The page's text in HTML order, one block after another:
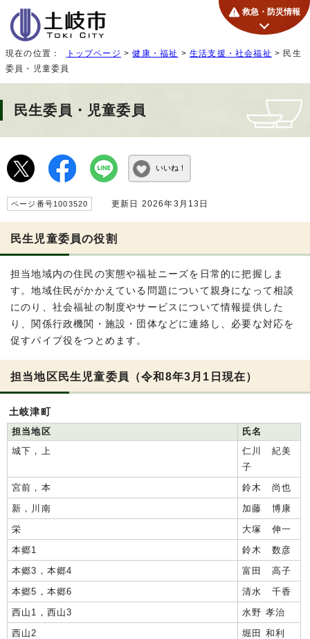
救急・防災情報
現在の位置： トップページ >健康・福祉 >生活支援・社会福祉 > 民生
委員・児童委員
民生委員・児童委員
いいね！
ページ番号1003520 更新日 2026年3月13日
民生児童委員の役割
担当地域内の住民の実態や福祉ニーズを日常的に把握しま
す。地域住民がかかえている問題について親身になって相談
にのり、社会福祉の制度やサービスについて情報提供した
り、関係行政機関・施設・団体などに連絡し、必要な対応を
促すパイプ役をつとめます。
担当地区民生児童委員（令和8年3月1日現在）
土岐津町
担当地区
氏名
城下，上
仁川 紀美
子
宮前，本
鈴木 尚也
新，川南
加藤 博康
栄
大塚 伸一
本郷1
鈴木 数彦
本郷3，本郷4
富田 高子
本郷5，本郷6
清水 千香
西山1，西山3
水野 孝治
西山2
堀田 和利